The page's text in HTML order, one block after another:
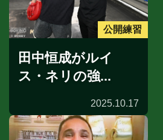
公開練習
田中恒成がルイ
ス・ネリの強...
2025.10.17